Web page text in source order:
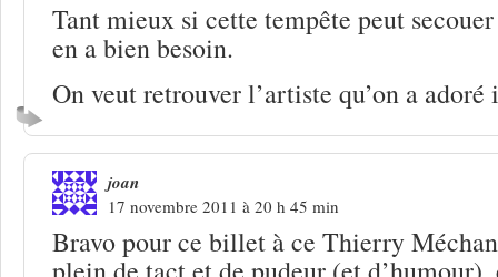
Tant mieux si cette tempête peut
en a bien besoin.
On veut retrouver l’artiste qu’on a adoré
joan
17 novembre 2011 à 20 h 45 min
Bravo pour ce billet à ce Thierry